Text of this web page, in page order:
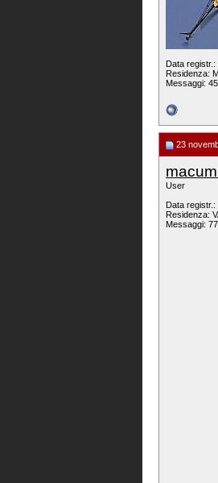
Data
Residenza:
Messaggi:
23
User
Data
Residenza:
Messaggi: